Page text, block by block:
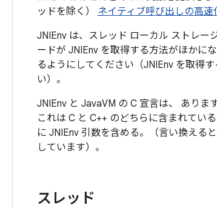
ッドを除く） ネイティブ呼び出しの高速
JNIEnv は、スレッド ローカル ストレー
ードが JNIEnv を取得する方法がほかに
るようにしてください（JNIEnv を取得
い）。
JNIEnv と JavaVM の C 宣言は、 あります
これは C と C++ のどちらに含まれてい
に JNIEnv 引数を含める。（言い換える
しています）。
スレッド